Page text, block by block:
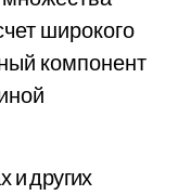
широкого
компонент
и других